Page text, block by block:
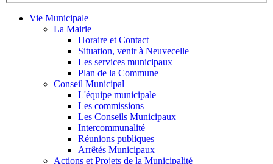
Vie Municipale
La Mairie
Horaire et Contact
Situation, venir à Neuvecelle
Les services municipaux
Plan de la Commune
Conseil Municipal
L'équipe municipale
Les commissions
Les Conseils Municipaux
Intercommunalité
Réunions publiques
Arrêtés Municipaux
Actions et Projets de la Municipalité